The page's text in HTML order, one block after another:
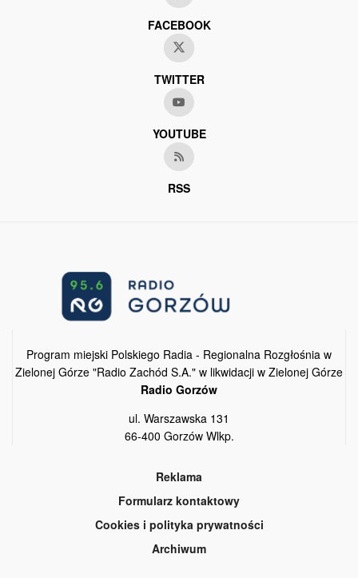
FACEBOOK
TWITTER
YOUTUBE
RSS
Program miejski Polskiego Radia - Regionalna Rozgłośnia w
Zielonej Górze "Radio Zachód S.A." w likwidacji w Zielonej Górze
Radio Gorzów
ul. Warszawska 131
66-400 Gorzów Wlkp.
Reklama
Formularz kontaktowy
Cookies i polityka prywatności
Archiwum